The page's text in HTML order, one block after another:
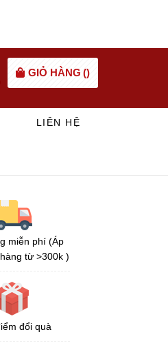
GIỎ HÀNG ()
LIÊN HỆ
miễn phí (Áp
từ >300k )
đổi quà